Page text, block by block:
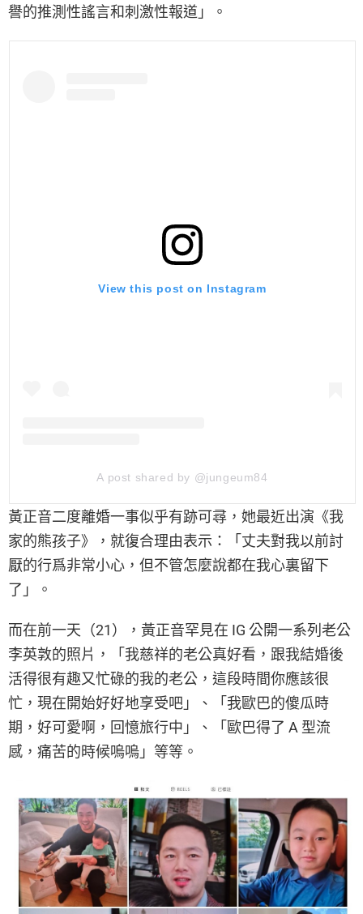
譽的推測性謠言和刺激性報道」。
View this post on Instagram
A post shared by @jungeum84
黃正音二度離婚一事似乎有跡可尋，她最近出演《我
家的熊孩子》，就復合理由表示：「丈夫對我以前討
厭的行爲非常小心，但不管怎麼說都在我心裏留下
了」。
而在前一天（21），黃正音罕見在 IG 公開一系列老公
李英敦的照片，「我慈祥的老公真好看，跟我結婚後
活得很有趣又忙碌的我的老公，這段時間你應該很
忙，現在開始好好地享受吧」、「我歐巴的傻瓜時
期，好可愛啊，回憶旅行中」、「歐巴得了 A 型流
感，痛苦的時候嗚嗚」等等。